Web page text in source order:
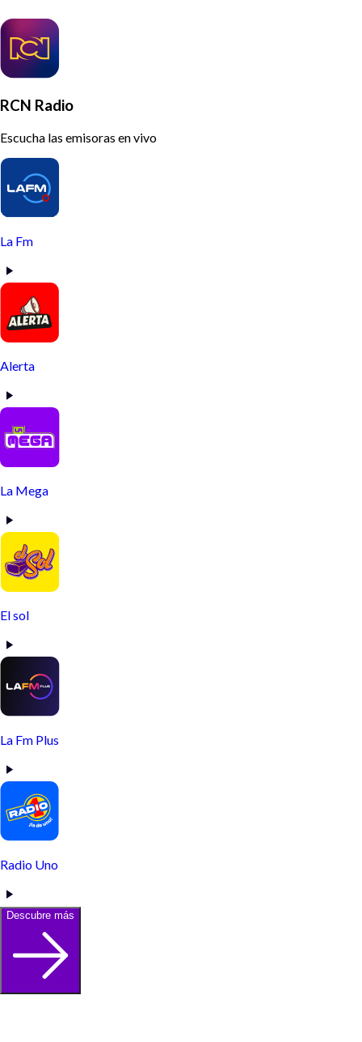
RCN Radio
Escucha las emisoras en vivo
La Fm
Alerta
La Mega
El sol
La Fm Plus
Radio Uno
Descubre más